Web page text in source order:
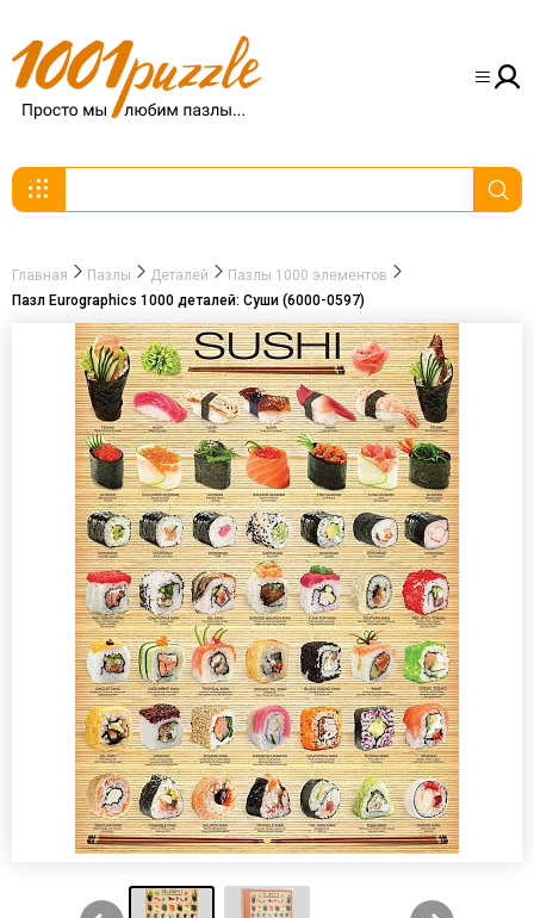
Главная Пазлы Деталей
Пазлы 1000 элементов
Пазл Eurographics 1000 деталей: Суши (6000-0597)